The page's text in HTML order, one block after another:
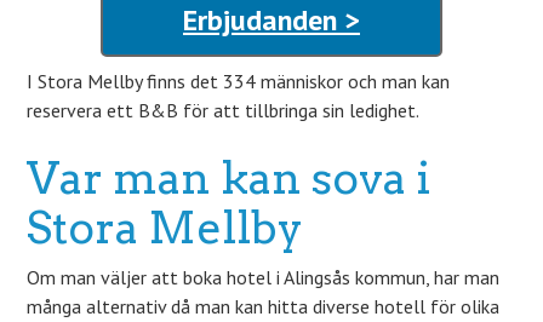
Erbjudanden >
I Stora Mellby finns det 334 människor och man kan
reservera ett B&B för att tillbringa sin ledighet.
Var man kan sova i
Stora Mellby
Om man väljer att boka hotel i Alingsås kommun, har man
många alternativ då man kan hitta diverse hotell för olika